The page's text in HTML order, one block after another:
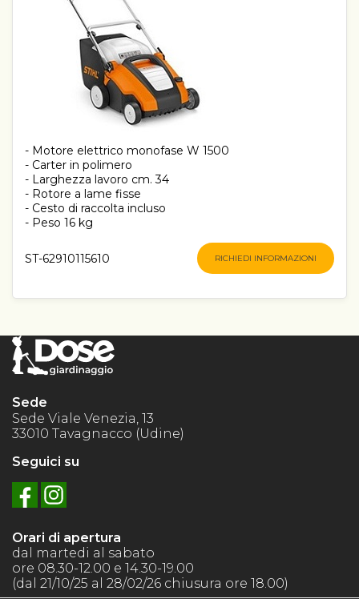
- Motore elettrico monofase W 1500
- Carter in polimero
- Larghezza lavoro cm. 34
- Rotore a lame fisse
- Cesto di raccolta incluso
- Peso 16 kg
ST-62910115610 RICHIEDI INFORMAZIONI
Sede
Sede Viale Venezia, 13
33010 Tavagnacco (Udine)
Seguici su
Orari di apertura
dal martedi al sabato
ore 08.30-12.00 e 14.30-19.00
(dal 21/10/25 al 28/02/26 chiusura ore 18.00)